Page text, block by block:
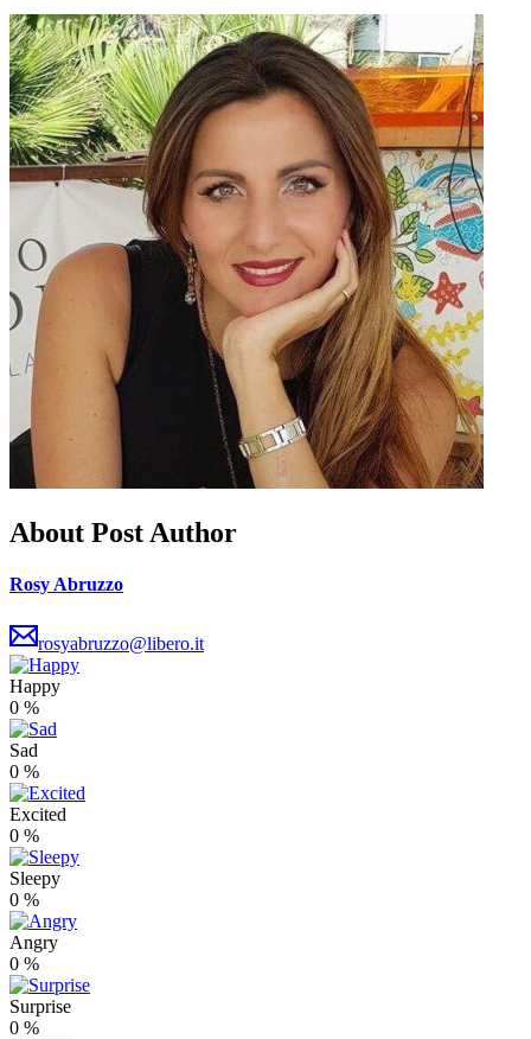
About Post Author
Rosy Abruzzo
rosyabruzzo@libero.it
Happy
0 %
Sad
0 %
Excited
0 %
Sleepy
0 %
Angry
0 %
Surprise
0 %